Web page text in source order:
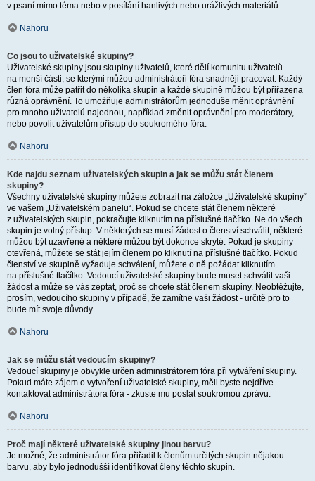
v psaní mimo téma nebo v posílání hanlivých nebo urážlivých materiálů.
Nahoru
Co jsou to uživatelské skupiny?
Uživatelské skupiny jsou skupiny uživatelů, které dělí komunitu uživatelů
na menší části, se kterými můžou administrátoři fóra snadněji pracovat. Každý
člen fóra může patřit do několika skupin a každé skupině můžou být přiřazena
různá oprávnění. To umožňuje administrátorům jednoduše měnit oprávnění
pro mnoho uživatelů najednou, například změnit oprávnění pro moderátory,
nebo povolit uživatelům přístup do soukromého fóra.
Nahoru
Kde najdu seznam uživatelských skupin a jak se můžu stát členem
skupiny?
Všechny uživatelské skupiny můžete zobrazit na záložce „Uživatelské skupiny“
ve vašem „Uživatelském panelu“. Pokud se chcete stát členem některé
z uživatelských skupin, pokračujte kliknutím na příslušné tlačítko. Ne do všech
skupin je volný přístup. V některých se musí žádost o členství schválit, některé
můžou být uzavřené a některé můžou být dokonce skryté. Pokud je skupiny
otevřená, můžete se stát jejím členem po kliknutí na příslušné tlačítko. Pokud
členství ve skupině vyžaduje schválení, můžete o ně požádat kliknutím
na příslušné tlačítko. Vedoucí uživatelské skupiny bude muset schválit vaši
žádost a může se vás zeptat, proč se chcete stát členem skupiny. Neobtěžujte,
prosím, vedoucího skupiny v případě, že zamítne vaši žádost - určitě pro to
bude mít svoje důvody.
Nahoru
Jak se můžu stát vedoucím skupiny?
Vedoucí skupiny je obvykle určen administrátorem fóra při vytváření skupiny.
Pokud máte zájem o vytvoření uživatelské skupiny, měli byste nejdříve
kontaktovat administrátora fóra - zkuste mu poslat soukromou zprávu.
Nahoru
Proč mají některé uživatelské skupiny jinou barvu?
Je možné, že administrátor fóra přiřadil k členům určitých skupin nějakou
barvu, aby bylo jednodušší identifikovat členy těchto skupin.